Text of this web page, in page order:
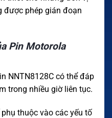
được phép gián đoạn
Pin Motorola
NNTN8128C có thể đáp
trong nhiều giờ liên tục.
thuộc vào các yếu tố